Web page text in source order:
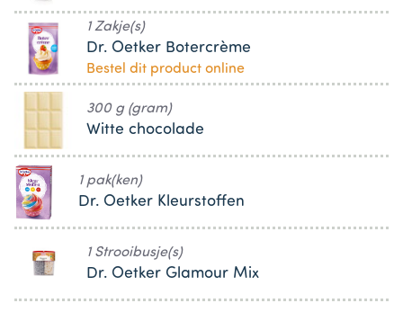
1 Zakje(s)
Dr. Oetker Botercrème
Bestel dit product online
300 g (gram)
Witte chocolade
1 pak(ken)
Dr. Oetker Kleurstoffen
1 Strooibusje(s)
Dr. Oetker Glamour Mix